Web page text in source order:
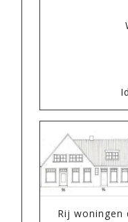
Rij woningen